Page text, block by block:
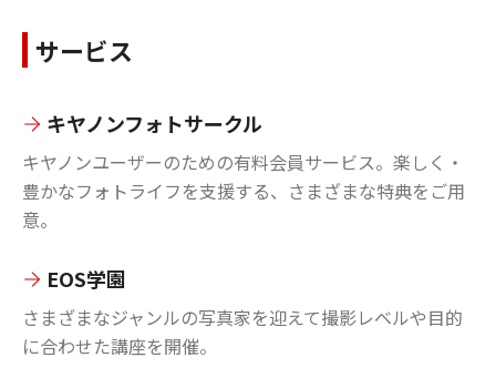
サービス
キヤノンフォトサークル
キヤノンユーザーのための有料会員サービス。楽しく・
豊かなフォトライフを支援する、さまざまな特典をご用
意。
EOS学園
さまざまなジャンルの写真家を迎えて撮影レベルや目的
に合わせた講座を開催。